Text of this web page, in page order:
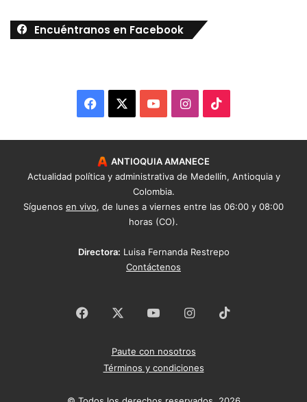
Encuéntranos en Facebook
Facebook YouTubeInstagram
ANTIOQUIA AMANECE
Actualidad política y administrativa de Medellín, Antioquia y
Colombia.
Síguenos en vivo, de lunes a viernes entre las 06:00 y 08:00
horas (CO).
Directora: Luisa Fernanda Restrepo
Contáctenos
Facebook YouTubeInstagram
Paute con nosotros
Términos y condiciones